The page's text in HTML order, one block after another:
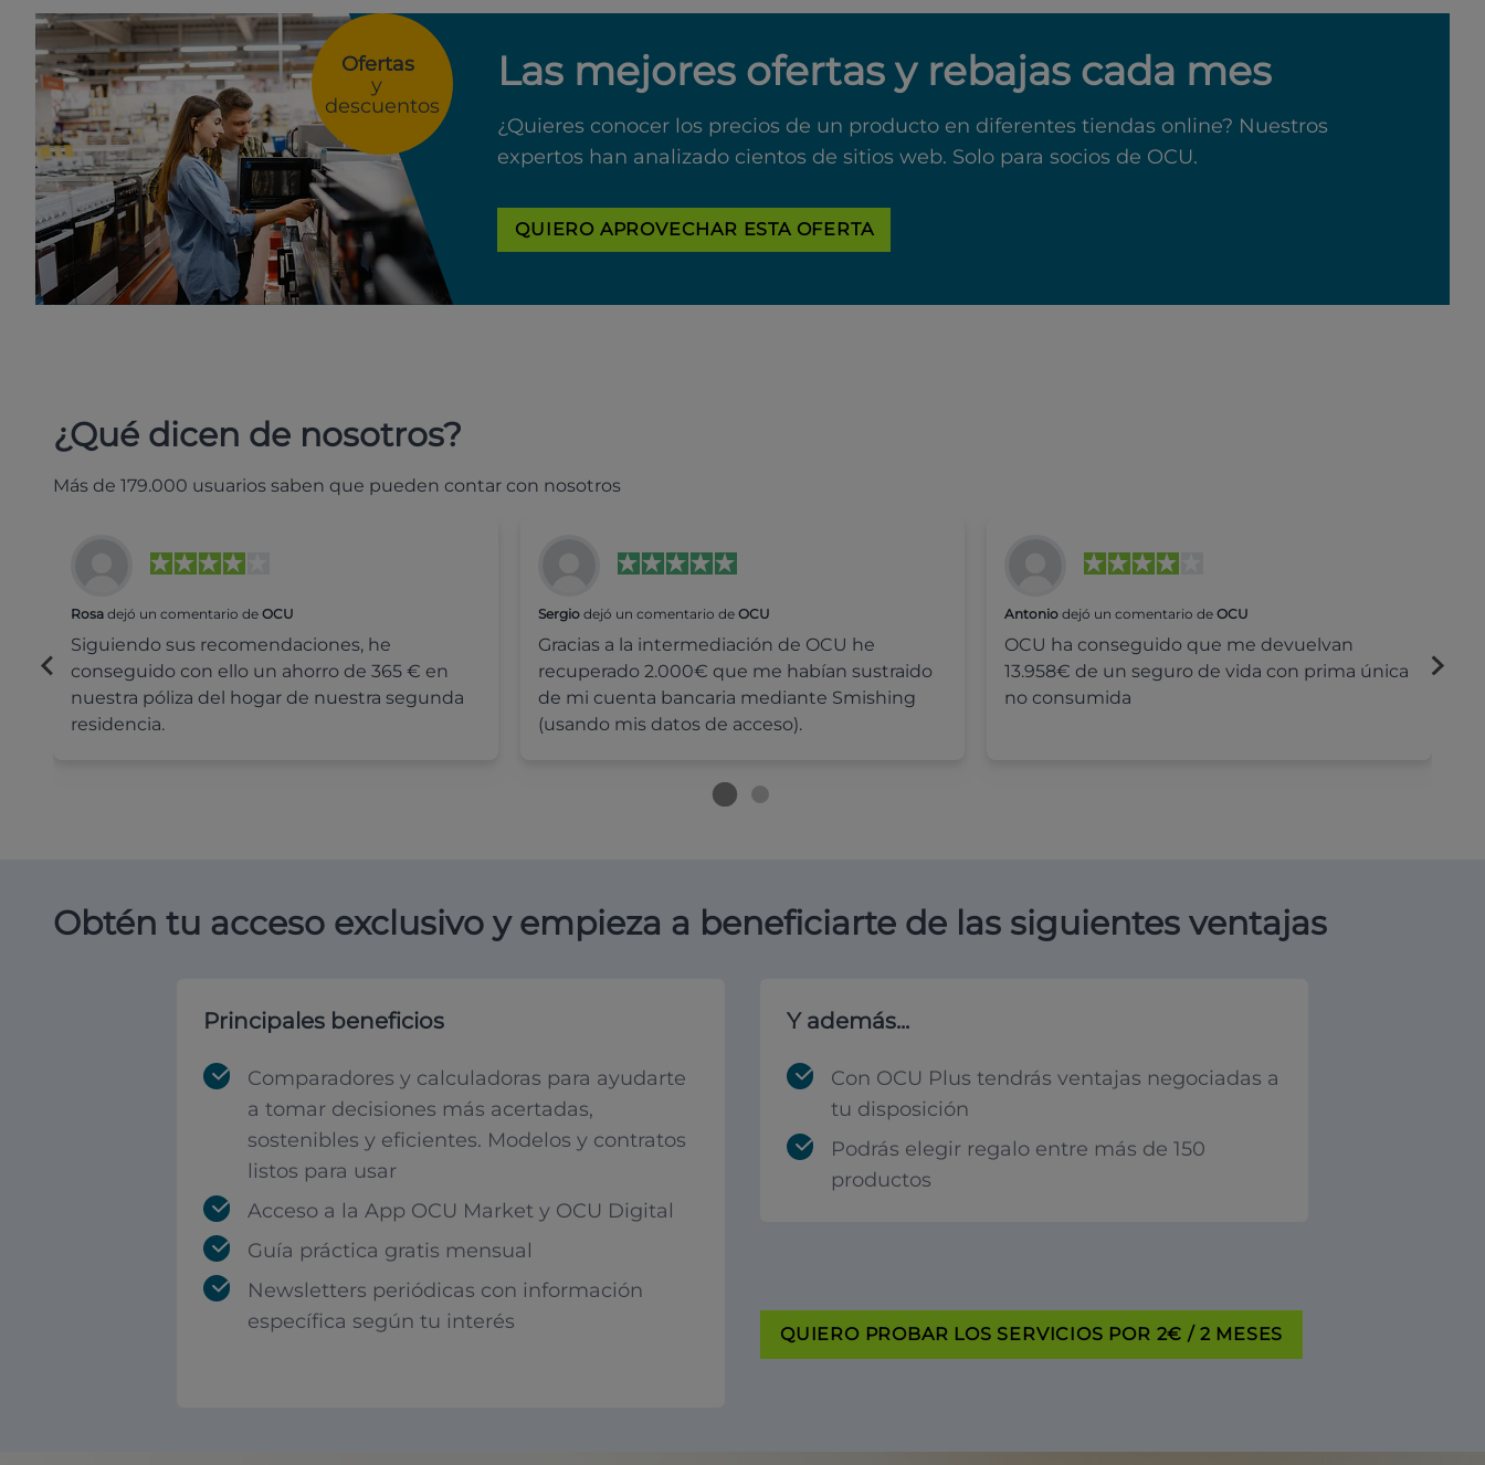
Ofertas
y
descuentos
Las mejores ofertas y rebajas cada mes
¿Quieres conocer los precios de un producto en diferentes tiendas online? Nuestros
expertos han analizado cientos de sitios web. Solo para socios de OCU.
QUIERO APROVECHAR ESTA OFERTA
¿Qué dicen de nosotros?
Más de 179.000 usuarios saben que pueden contar con nosotros
Rosa dejó un comentario de OCU
Siguiendo sus recomendaciones, he
conseguido con ello un ahorro de 365 € en
nuestra póliza del hogar de nuestra segunda
residencia.
Sergiodejó un comentario de OCU
Gracias a la intermediación de OCU he
recuperado 2.000€ que me habían sustraido
de mi cuenta bancaria mediante Smishing
(usando mis datos de acceso).
Antonio dejó un comentario deOCU
OCU ha conseguido que me devuelvan
13.958€ de un seguro de vida con prima única
no consumida
Obtén tu acceso exclusivo y empieza a beneficiarte de las siguientes ventajas
Principales beneficios
Comparadores y calculadoras para ayudarte
a tomar decisiones más acertadas,
sostenibles y eficientes. Modelos y contratos
listos para usar
Acceso a la App OCU Market y OCU Digital
Guía práctica gratis mensual
Newsletters periódicas con información
específica según tu interés
Y además...
Con OCU Plus tendrás ventajas negociadas a
tu disposición
Podrás elegir regalo entre más de 150
productos
QUIERO PROBAR LOS SERVICIOS POR 2€ / 2 MESES